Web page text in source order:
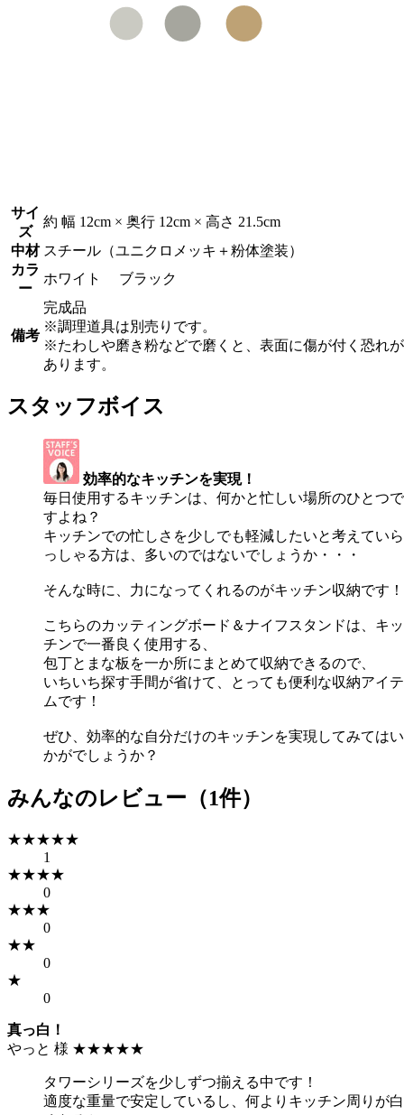
サイ
ズ
約 幅 12cm × 奥行 12cm × 高さ 21.5cm
中材 スチール（ユニクロメッキ＋粉体塗装）
カラ
ー
ホワイト ブラック
備考
完成品
※調理道具は別売りです。
※たわしや磨き粉などで磨くと、表面に傷が付く恐れが
あります。
スタッフボイス
効率的なキッチンを実現！
毎日使用するキッチンは、何かと忙しい場所のひとつで
すよね？
キッチンでの忙しさを少しでも軽減したいと考えていら
っしゃる方は、多いのではないでしょうか・・・
そんな時に、力になってくれるのがキッチン収納です！
こちらのカッティングボード＆ナイフスタンドは、キッ
チンで一番良く使用する、
包丁とまな板を一か所にまとめて収納できるので、
いちいち探す手間が省けて、とっても便利な収納アイテ
ムです！
ぜひ、効率的な自分だけのキッチンを実現してみてはい
かがでしょうか？
みんなのレビュー（1件）
★★★★★
1
★★★★
0
★★★
0
★★
0
★
0
真っ白！
やっと 様 ★★★★★
タワーシリーズを少しずつ揃える中です！
適度な重量で安定しているし、何よりキッチン周りが白